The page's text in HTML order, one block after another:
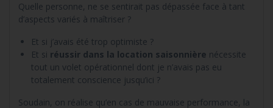
Quelle personne, ne se sentirait pas dépassée face à tant
d’aspects variés à maîtriser ?
Et si j’avais été trop optimiste ?
Et si réussir dans la location saisonnière nécessite
tout un volet opérationnel dont je n’avais pas eu
totalement conscience jusqu’ici ?
Soudain, on réalise qu’en cas de mauvaise performance, la